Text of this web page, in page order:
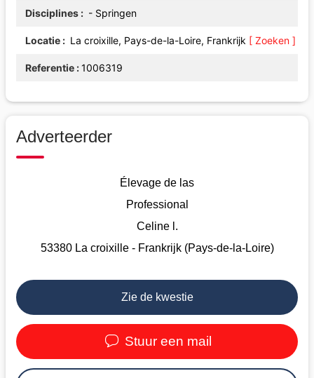
Disciplines - Springen
Locatie La croixille, Pays-de-la-Loire, Frankrijk [ Zoeken ]
Referentie 1006319
Adverteerder
Élevage de las
Professional
Celine l.
53380 La croixille - Frankrijk (Pays-de-la-Loire)
Zie de kwestie
Stuur een mail